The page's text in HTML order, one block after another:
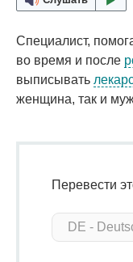
Специалист,
во время и после
выписывать
женщина, так и
Перевести